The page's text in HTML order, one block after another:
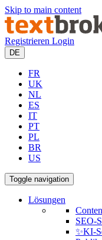
Skip to main content
Registrieren Login
DE
FR
UK
NL
ES
IT
PT
PL
BR
US
Toggle navigation
Lösungen
SEO-
✨KI-